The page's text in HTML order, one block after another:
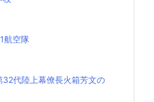
航空隊
代陸上幕僚長火箱芳文の